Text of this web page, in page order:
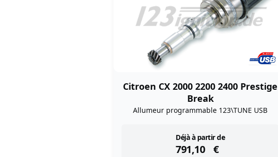
Citroen CX 2000 2200 2400 Prestige
Break
Allumeur programmable 123\TUNE USB
Déjà à partir de
791,10 €
instock